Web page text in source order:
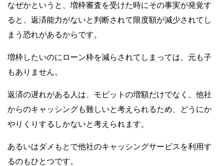
なぜかというと、増枠審査を受けた時にその事実が発覚す
ると、返済能力がないと判断されて限度額が減少されてし
まう恐れがあるからです。
増枠したいのにローン枠を減らされてしまっては、元も子
もありません。
返済の遅れがある人は、モビットの増額だけでなく、他社
からのキャッシングも難しいと考えられるため、どうにか
やりくりするしかないと考えられます。
あるいはダメもとで他社のキャッシングサービスを利用す
るのもひとつです。